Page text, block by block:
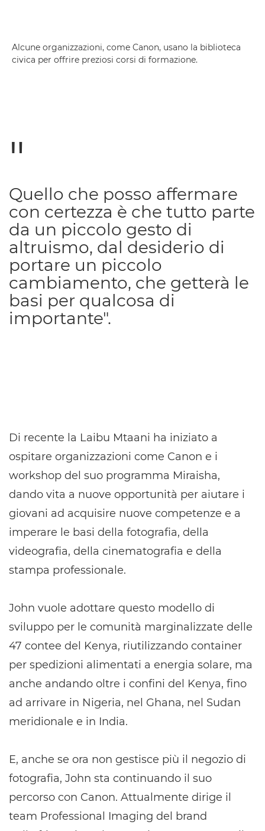
Alcune organizzazioni, come Canon, usano la biblioteca
civica per offrire preziosi corsi di formazione.
Quello che posso affermare
con certezza è che tutto parte
da un piccolo gesto di
altruismo, dal desiderio di
portare un piccolo
cambiamento, che getterà le
basi per qualcosa di
importante".
Di recente la Laibu Mtaani ha iniziato a
ospitare organizzazioni come Canon e i
workshop del suo programma Miraisha,
dando vita a nuove opportunità per aiutare i
giovani ad acquisire nuove competenze e a
imperare le basi della fotografia, della
videografia, della cinematografia e della
stampa professionale.
John vuole adottare questo modello di
sviluppo per le comunità marginalizzate delle
47 contee del Kenya, riutilizzando container
per spedizioni alimentati a energia solare, ma
anche andando oltre i confini del Kenya, fino
ad arrivare in Nigeria, nel Ghana, nel Sudan
meridionale e in India.
E, anche se ora non gestisce più il negozio di
fotografia, John sta continuando il suo
percorso con Canon. Attualmente dirige il
team Professional Imaging del brand